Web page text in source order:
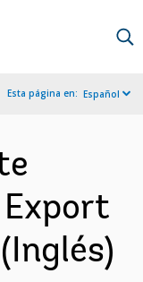
Esta página en: Español